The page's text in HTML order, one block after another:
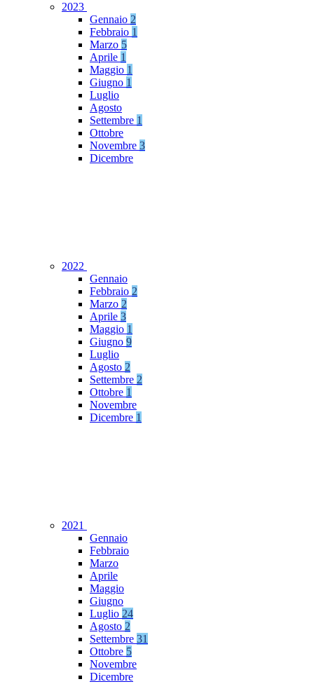
2023
Gennaio 2
Febbraio 1
Marzo 5
Aprile 1
Maggio 1
Giugno 1
Luglio
Agosto
Settembre 1
Ottobre
Novembre 3
Dicembre
2022
Gennaio
Febbraio 2
Marzo 2
Aprile 3
Maggio 1
Giugno 9
Luglio
Agosto 2
Settembre 2
Ottobre 1
Novembre
Dicembre 1
2021
Gennaio
Febbraio
Marzo
Aprile
Maggio
Giugno
Luglio 24
Agosto 2
Settembre 31
Ottobre 5
Novembre
Dicembre